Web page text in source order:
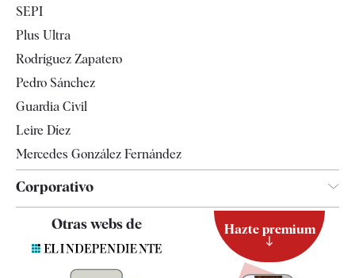
Televisión
SEPI
Plus Ultra
Rodríguez Zapatero
Pedro Sánchez
Guardia Civil
Leire Díez
Mercedes González Fernández
Corporativo
Otras webs de Hazte premium